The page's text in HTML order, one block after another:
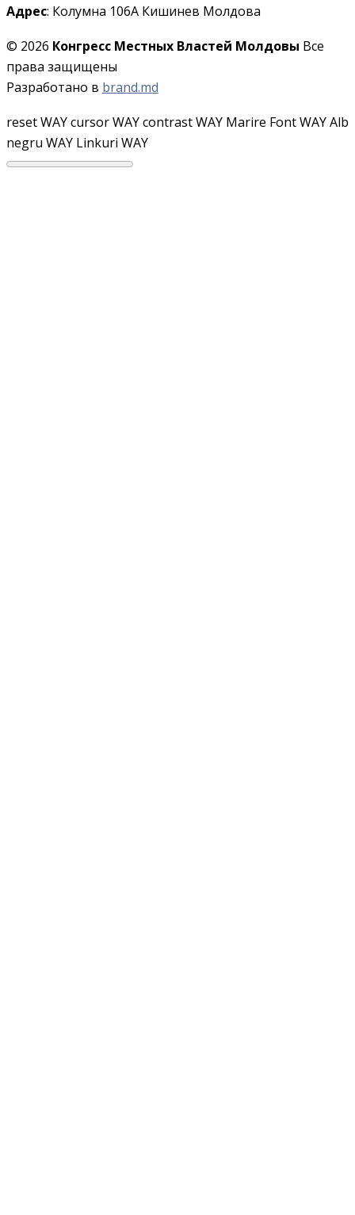
Адрес: Колумна 106A Кишинев Молдова
© 2026 Конгресс Местных Властей Молдовы Все
права защищены
Разработано в brand.md
reset WAYcursor WAYcontrast WAY Marire Font WAYAlb
negru WAY Linkuri WAY